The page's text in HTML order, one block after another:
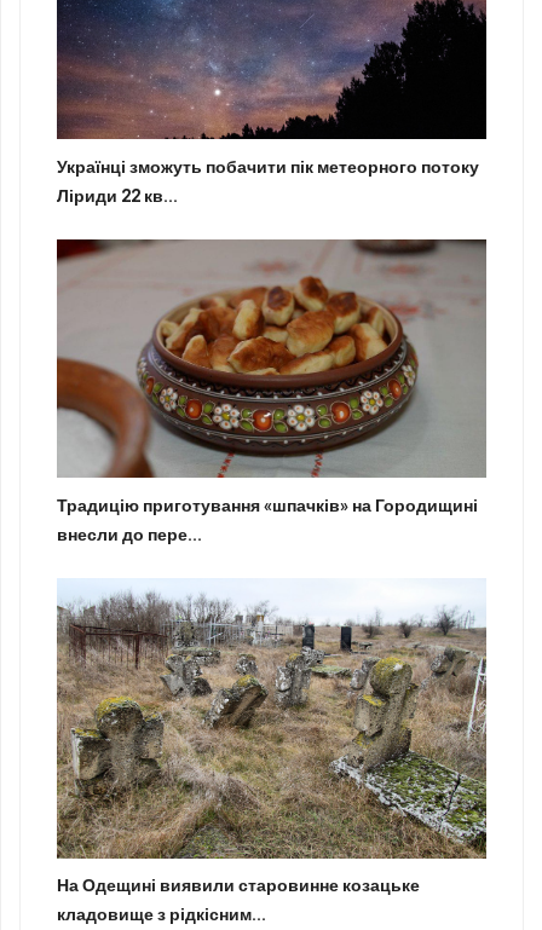
Українці зможуть побачити пік метеорного потоку
Ліриди 22 кв...
Традицію приготування «шпачків» на Городищині
внесли до пере...
На Одещині виявили старовинне козацьке
кладовище з рідкісним...